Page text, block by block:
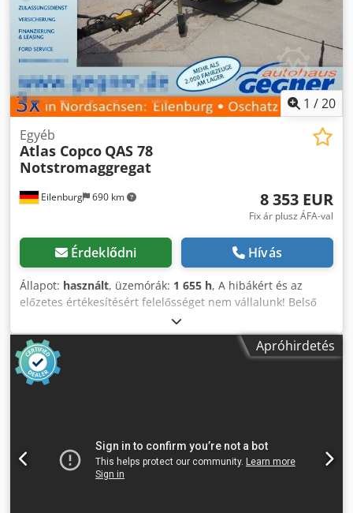
1 /20
Eilenburg 690 km
Egyéb
Atlas Copco QAS 78
Notstromaggregat
8 353 EUR
Fix ár plusz ÁFA-val
Érdeklődni Hívás
Állapot: használt, üzemórák: 1 655 h, A hibákért és az
előzetes értékesítésért felelősséget nem vállalunk! Belső
azonosító: 1433. PERKINS motor. A jármű felújítatlan
állapotban van! Codpfx Anozp Avkjzsha Országos kiszállítás
felár ellenében lehetséges. A hibákért és az előzetes
értékesítésért felelősséget nem vállalunk. Örömmel
átvesszük a régi járművét beszámításként.
Apróhirdetés